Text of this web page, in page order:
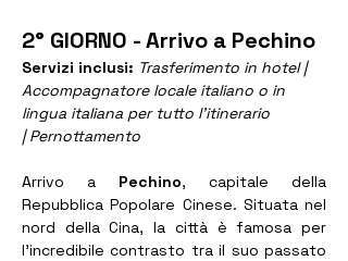
2° GIORNO - Arrivo a Pechino
Servizi inclusi: Trasferimento in hotel |
Accompagnatore locale italiano o in
lingua italiana per tutto l’itinerario
| Pernottamento
Arrivo a Pechino, capitale della
Repubblica Popolare Cinese. Situata nel
nord della Cina, la città è famosa per
l'incredibile contrasto tra il suo passato